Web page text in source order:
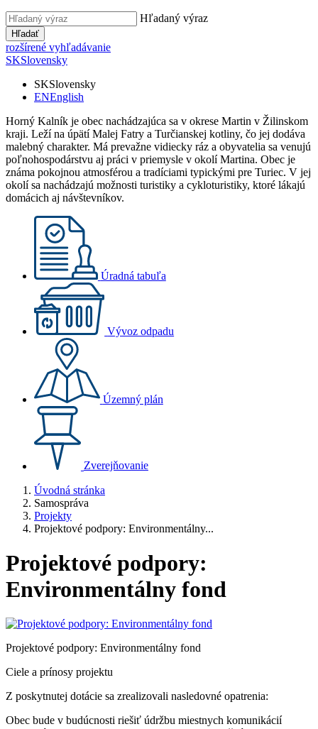
Hľadaný výraz
Hľadať
rozšírené vyhľadávanie
SKSlovensky
SKSlovensky
ENEnglish
Horný Kalník je obec nachádzajúca sa v okrese Martin v Žilinskom
kraji. Leží na úpätí Malej Fatry a Turčianskej kotliny, čo jej dodáva
malebný charakter. Má prevažne vidiecky ráz a obyvatelia sa venujú
poľnohospodárstvu aj práci v priemysle v okolí Martina. Obec je
známa pokojnou atmosférou a tradíciami typickými pre Turiec. V jej
okolí sa nachádzajú možnosti turistiky a cykloturistiky, ktoré lákajú
domácich aj návštevníkov.
Úradná tabuľa
Vývoz odpadu
Územný plán
Zverejňovanie
Úvodná stránka
Samospráva
Projekty
Projektové podpory: Environmentálny...
Projektové podpory:
Environmentálny fond
Projektové podpory: Environmentálny fond
Ciele a prínosy projektu
Z poskytnutej dotácie sa zrealizovali nasledovné opatrenia:
Obec bude v budúcnosti riešiť údržbu miestnych komunikácií